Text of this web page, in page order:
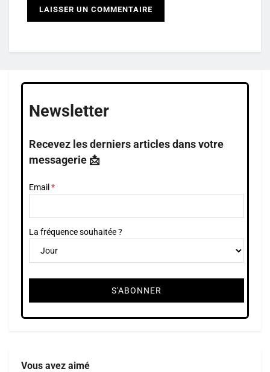
Newsletter
Recevez les derniers articles dans votre
messagerie 📩
Email
La fréquence souhaitée ?
Vous avez aimé